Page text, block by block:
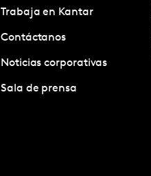
Trabaja en Kantar
Contáctanos
Noticias corporativas
Sala de prensa